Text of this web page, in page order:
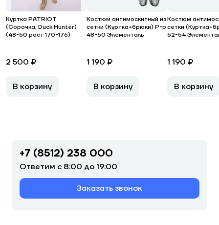
Куртка PATRIOT
(Сорочка, Duck Hunter)
(48-50 рост 170-176)
2 500 ₽
В корзину
Костюм антимоскитный из
сетки (Куртка+брюки) Р-р
48-50 Элементаль
1 190 ₽
В корзину
Костюм
сетки
52-54
1 190 ₽
В корзину
+7 (8512) 238 000
Ответим с 8:00 до 19:00
Заказать звонок